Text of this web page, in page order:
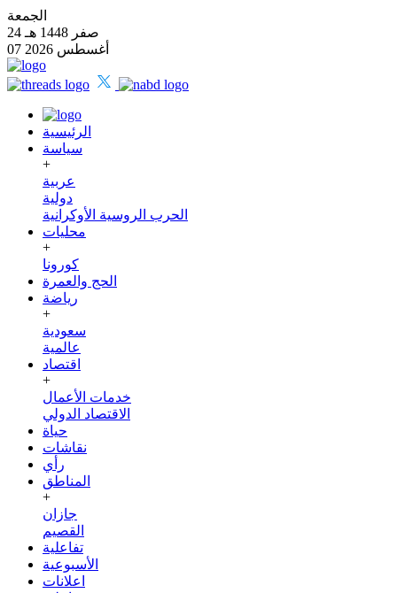
الجمعة
24 صفر 1448 هـ
07 أغسطس 2026
الرئيسية
سياسة
+
عربية
دولية
الحرب الروسية الأوكرانية
محليات
+
كورونا
الحج والعمرة
رياضة
+
سعودية
عالمية
اقتصاد
+
خدمات الأعمال
الاقتصاد الدولي
حياة
نقاشات
رأي
المناطق
+
جازان
القصيم
تفاعلية
الأسبوعية
اعلانات